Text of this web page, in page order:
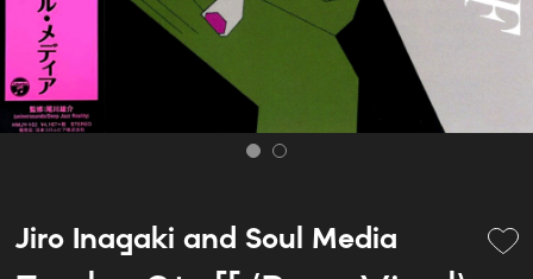
Jiro Inagaki and Soul Media